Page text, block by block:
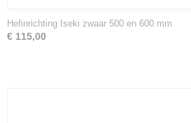
Hefinrichting Iseki zwaar 500 en 600 mm
€ 115,00